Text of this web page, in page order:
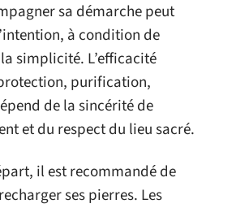
sa démarche peut
à condition de
simplicité. L’efficacité
purification,
de la sincérité de
et du respect du lieu sacré.
il est recommandé de
ses pierres. Les